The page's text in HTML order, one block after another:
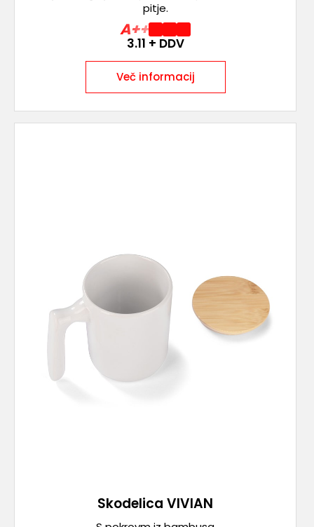
pitje.
A++
3.11 + DDV
Več informacij
Skodelica VIVIAN